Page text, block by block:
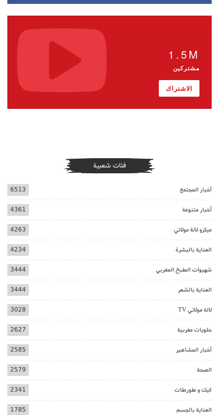
1.5M
مشتركين
الاشتراك
فئات شعبية
أخبار المجتمع 6513
أخبار متنوعة 4361
ميكرو لالة مولاتي 4263
العناية بالبشرة 4234
شهيوات الطبخ المغربي 3444
العناية بالشعر 3444
لالة مولاتي TV 3028
حلويات مغربية 2627
أخبار المشاهير 2585
الصحة 2579
كيك و طورطات 2341
العناية بالجسم 1785